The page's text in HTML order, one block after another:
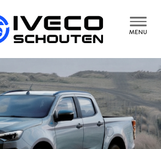
MENU